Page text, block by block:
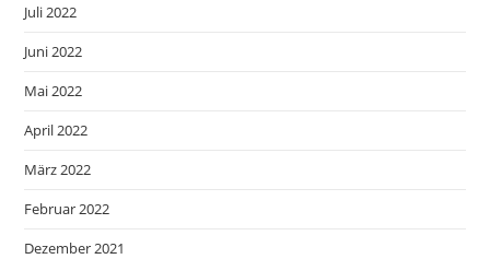
Juli 2022
Juni 2022
Mai 2022
April 2022
März 2022
Februar 2022
Dezember 2021